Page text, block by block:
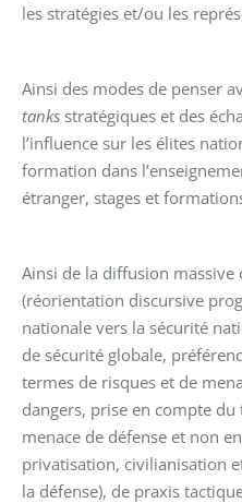
les stratégies et/ou les
Ainsi des modes de penser
tanks stratégiques et des
l’influence sur les élites
formation dans
étranger, stages et
Ainsi de la diffusion massive
(réorientation discursive
nationale vers la sécurité
de sécurité globale,
termes de risques et de
dangers, prise en compte
menace de défense et non
privatisation, civilianisation
la défense), de praxis